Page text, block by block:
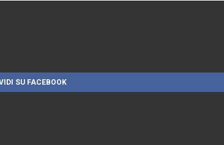
SU FACEBOOK